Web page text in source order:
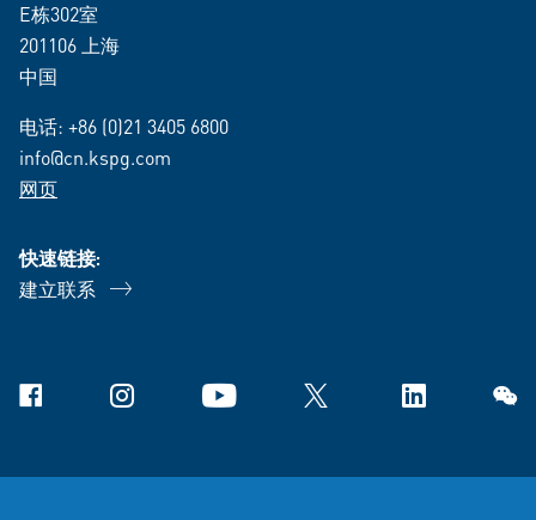
E栋302室
201106 上海
中国
电话: +86 (0)21 3405 6800
info@cn.kspg.com
网页
快速链接:
建立联系
Facebook Instagram YouTube X Linkedin 微信